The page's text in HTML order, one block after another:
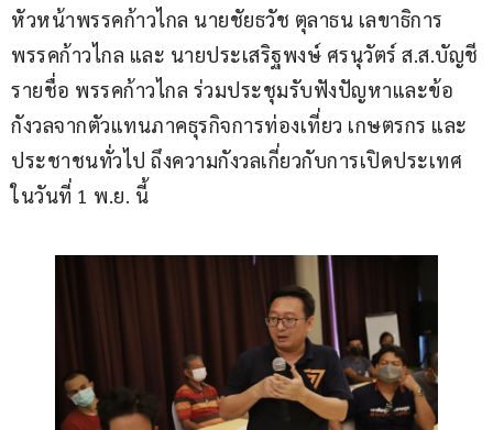
หัวหน้าพรรคก้าวไกล​ นายชัยธวัช ตุลาธน เลขาธิการ
พรรคก้าวไกล และ​ นายประเสริฐพงษ์ ศรนุวัตร์ ส.ส.บัญชี
รายชื่อ พรรคก้าวไกล ร่วมประชุมรับฟังปัญหาและข้อ
กังวลจากตัวแทนภาคธุรกิจการท่องเที่ยว เกษตรกร และ
ประชาชนทั่วไป ถึงความกังวลเกี่ยวกับการเปิดประเทศ
ในวันที่ 1 พ.ย. นี้